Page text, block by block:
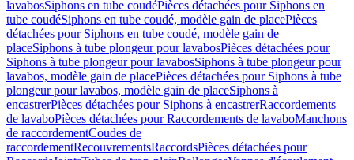
lavabosSiphons en tube coudéPièces détachées pour Siphons en
tube coudéSiphons en tube coudé, modèle gain de placePièces
détachées pour Siphons en tube coudé, modèle gain de
placeSiphons à tube plongeur pour lavabosPièces détachées pour
Siphons à tube plongeur pour lavabosSiphons à tube plongeur pour
lavabos, modèle gain de placePièces détachées pour Siphons à tube
plongeur pour lavabos, modèle gain de placeSiphons à
encastrerPièces détachées pour Siphons à encastrerRaccordements
de lavaboPièces détachées pour Raccordements de lavaboManchons
de raccordementCoudes de
raccordementRecouvrementsRaccordsPièces détachées pour